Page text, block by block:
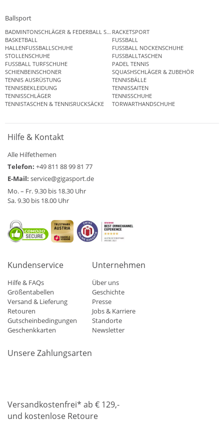
Ballsport
BADMINTONSCHLÄGER & FEDERBALL SETSRACKETSPORT
BASKETBALL
FUSSBALL
HALLENFUSSBALLSCHUHE
FUSSBALL NOCKENSCHUHE
STOLLENSCHUHE
FUSSBALLTASCHEN
FUSSBALL TURFSCHUHE
PADEL TENNIS
SCHIENBEINSCHONER
SQUASHSCHLÄGER & ZUBEHÖR
TENNIS AUSRÜSTUNG
TENNISBÄLLE
TENNISBEKLEIDUNG
TENNISSAITEN
TENNISSCHLÄGER
TENNISSCHUHE
TENNISTASCHEN & TENNISRUCKSÄCKE
TORWARTHANDSCHUHE
Hilfe & Kontakt
Alle Hilfethemen
Telefon: +49 811 88 99 81 77
E-Mail: service@gigasport.de
Mo. – Fr. 9.30 bis 18.30 Uhr
Sa. 9.30 bis 18.00 Uhr
Kundenservice
Hilfe & FAQs
Größentabellen
Versand & Lieferung
Retouren
Gutscheinbedingungen
Geschenkkarten
Unternehmen
Über uns
Geschichte
Presse
Jobs & Karriere
Standorte
Newsletter
Unsere Zahlungsarten
Versandkostenfrei* ab € 129,-
und kostenlose Retoure